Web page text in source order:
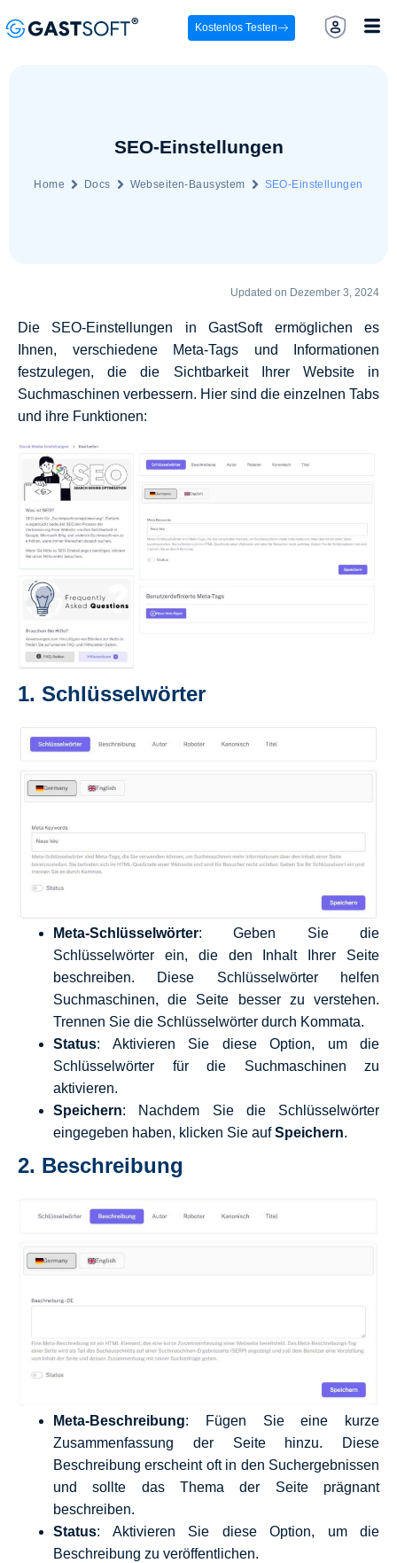
Kostenlos Testen
SEO-Einstellungen
Home Docs Webseiten-Bausystem SEO-Einstellungen
Updated on Dezember 3, 2024
Die SEO-Einstellungen in GastSoft ermöglichen es
Ihnen, verschiedene Meta-Tags und Informationen
festzulegen, die die Sichtbarkeit Ihrer Website in
Suchmaschinen verbessern. Hier sind die einzelnen Tabs
und ihre Funktionen:
1. Schlüsselwörter
Meta-Schlüsselwörter: Geben Sie die
Schlüsselwörter ein, die den Inhalt Ihrer Seite
beschreiben. Diese Schlüsselwörter helfen
Suchmaschinen, die Seite besser zu verstehen.
Trennen Sie die Schlüsselwörter durch Kommata.
Status: Aktivieren Sie diese Option, um die
Schlüsselwörter für die Suchmaschinen zu
aktivieren.
Speichern: Nachdem Sie die Schlüsselwörter
eingegeben haben, klicken Sie aufSpeichern.
2. Beschreibung
Meta-Beschreibung: Fügen Sie eine kurze
Zusammenfassung der Seite hinzu. Diese
Beschreibung erscheint oft in den Suchergebnissen
und sollte das Thema der Seite prägnant
beschreiben.
Status: Aktivieren Sie diese Option, um die
Beschreibung zu veröffentlichen.